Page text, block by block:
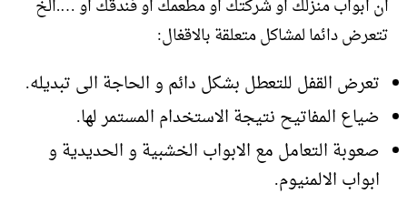
ان ابواب منزلك او شركتك او مطعمك او فندقك او ….الخ
تتعرض دائما لمشاكل متعلقة بالاقغال:
تعرض القفل للتعطل بشكل دائم و الحاجة الى تبديله.
ضياع المفاتيح نتيجة الاستخدام المستمر لها.
صعوبة التعامل مع الابواب الخشبية و الحديدية و
ابواب الالمنيوم.